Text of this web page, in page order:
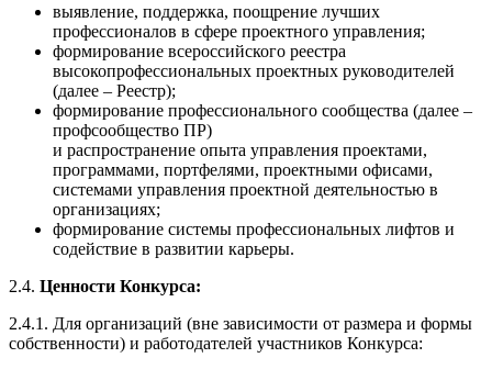
выявление, поддержка, поощрение лучших
профессионалов в сфере проектного управления;
формирование всероссийского реестра
высокопрофессиональных проектных руководителей
(далее – Реестр);
формирование профессионального сообщества (далее –
профсообщество ПР)
и распространение опыта управления проектами,
программами, портфелями, проектными офисами,
системами управления проектной деятельностью в
организациях;
формирование системы профессиональных лифтов и
содействие в развитии карьеры.
2.4. Ценности Конкурса:
2.4.1. Для организаций (вне зависимости от размера и формы
собственности) и работодателей участников Конкурса: